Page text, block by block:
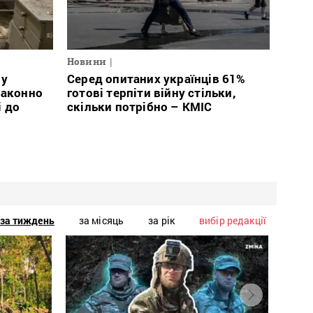
до
Новини
Серед опитаних українців 61%
готові терпіти війну стільки,
скільки потрібно – КМІС
за тиждень за місяць за рік вибір редакції